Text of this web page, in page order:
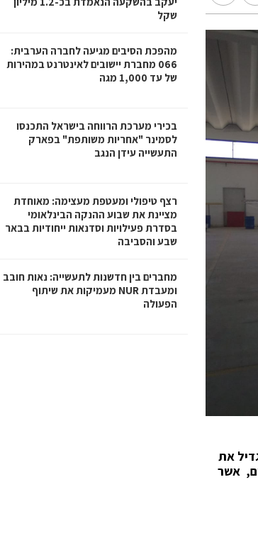
את
אשר
שקל
מהפכת הסיבים מגיעה לחברה הערבית:
066 מחברת יישובים לאינטרנט במהירות
של עד 1,000 מגה
בכירי מערכת הרווחה בישראל התכנסו
לסמינר "אחריות משותפת" בפארק
התעשייה עידן הנגב
רצף טיפולי ומעטפת מעצימה: מאוחדת
מציינת את שבוע ההנקה הבינלאומי
בסדרת פעילויות וסדנאות ייחודיות בבאר
שבע והסביבה
מחברים בין חדשנות לתעשייה: נאות חובב
ומעבדת NUR מעמיקות את שיתוף
הפעולה